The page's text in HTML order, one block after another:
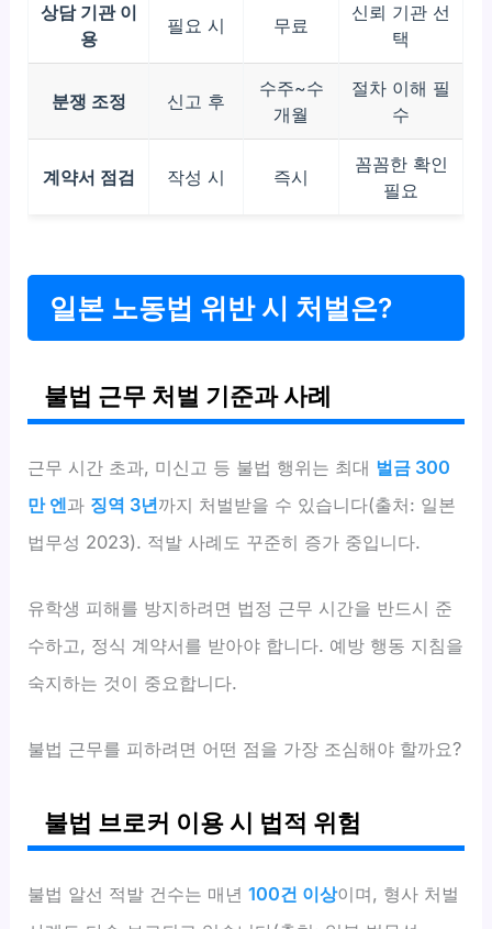
상담 기관 이
용
필요 시 무료
신뢰 기관 선
택
분쟁 조정 신고 후
수주~수
개월
절차 이해 필
수
계약서 점검 작성 시 즉시
꼼꼼한 확인
필요
일본 노동법 위반 시 처벌은?
불법 근무 처벌 기준과 사례
근무 시간 초과, 미신고 등 불법 행위는 최대 벌금 300
만 엔과 징역 3년까지 처벌받을 수 있습니다(출처: 일본
법무성 2023). 적발 사례도 꾸준히 증가 중입니다.
유학생 피해를 방지하려면 법정 근무 시간을 반드시 준
수하고, 정식 계약서를 받아야 합니다. 예방 행동 지침을
숙지하는 것이 중요합니다.
불법 근무를 피하려면 어떤 점을 가장 조심해야 할까요?
불법 브로커 이용 시 법적 위험
불법 알선 적발 건수는 매년100건 이상이며, 형사 처벌